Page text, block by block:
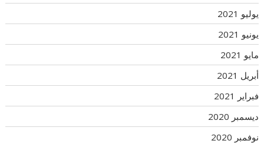
يوليو 2021
يونيو 2021
مايو 2021
أبريل 2021
فبراير 2021
ديسمبر 2020
نوفمبر 2020